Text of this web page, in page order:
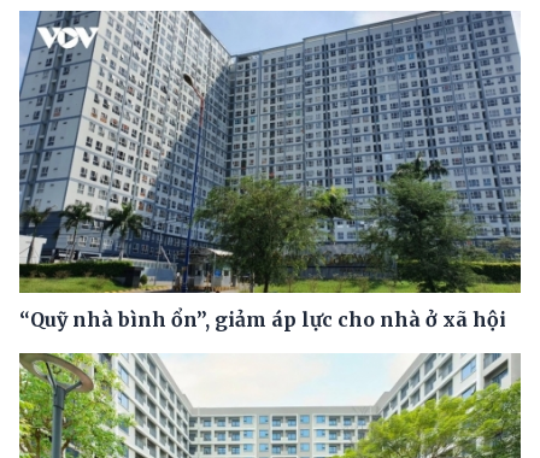
“Quỹ nhà bình ổn”, giảm áp lực cho nhà ở xã hội